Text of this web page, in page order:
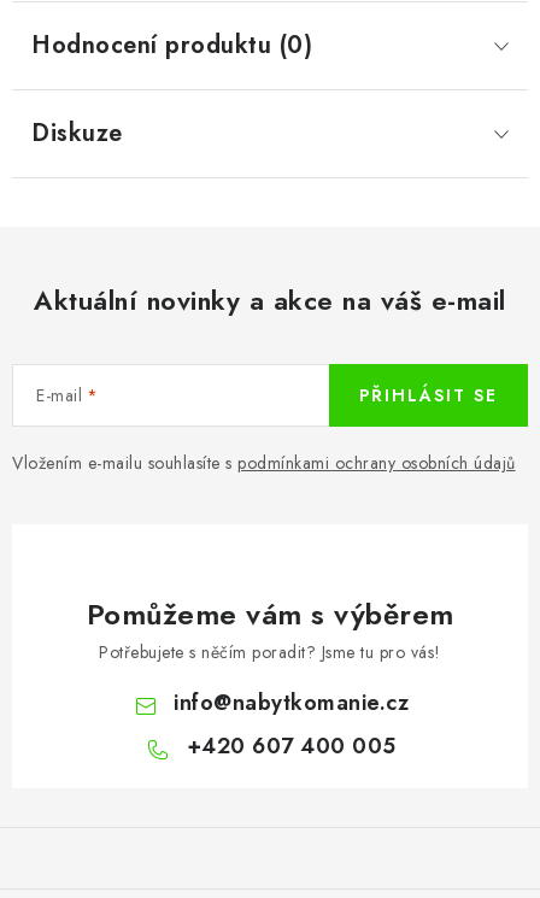
Hodnocení produktu (0)
Diskuze
Aktuální novinky a akce na váš e-mail
E-mail
Vložením e-mailu souhlasíte s podmínkami ochrany osobních údajů
PŘIHLÁSIT SE
Pomůžeme vám s výběrem
Potřebujete s něčím poradit? Jsme tu pro vás!
info@nabytkomanie.cz
+420 607 400 005